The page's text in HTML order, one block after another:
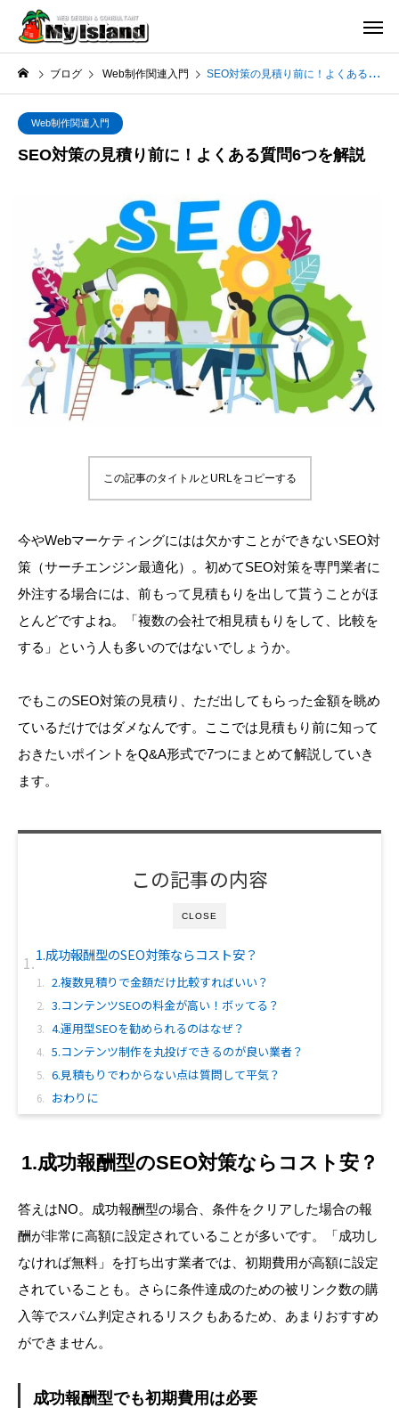
ブログ Web制作関連入門 SEO対策の見積り前に！よくある質問6つを解説
Web制作関連入門
SEO対策の見積り前に！よくある質問6つを解説
この記事のタイトルとURLをコピーする
今やWebマーケティングにはは欠かすことができないSEO対
策（サーチエンジン最適化）。初めてSEO対策を専門業者に
外注する場合には、前もって見積もりを出して貰うことがほ
とんどですよね。「複数の会社で相見積もりをして、比較を
する」という人も多いのではないでしょうか。
でもこのSEO対策の見積り、ただ出してもらった金額を眺め
ているだけではダメなんです。ここでは見積もり前に知って
おきたいポイントをQ&A形式で7つにまとめて解説していき
ます。
CLOSE
この記事の内容
1.成功報酬型のSEO対策ならコスト安？
2.複数見積りで金額だけ比較すればいい？
3.コンテンツSEOの料金が高い！ボッてる？
4.運用型SEOを勧められるのはなぜ？
5.コンテンツ制作を丸投げできるのが良い業者？
6.見積もりでわからない点は質問して平気？
おわりに
1.成功報酬型のSEO対策ならコスト安？
答えはNO。成功報酬型の場合、条件をクリアした場合の報
酬が非常に高額に設定されていることが多いです。「成功し
なければ無料」を打ち出す業者では、初期費用が高額に設定
されていることも。さらに条件達成のための被リンク数の購
入等でスパム判定されるリスクもあるため、あまりおすすめ
ができません。
成功報酬型でも初期費用は必要